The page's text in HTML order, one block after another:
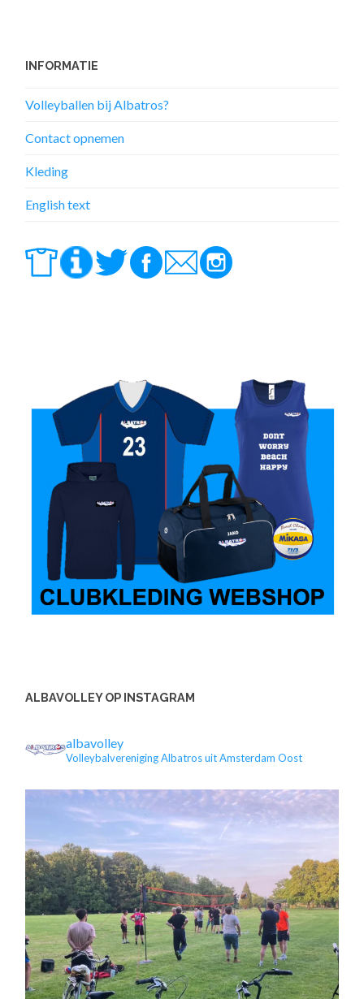
INFORMATIE
Volleyballen bij Albatros?
Contact opnemen
Kleding
English text
ALBAVOLLEY OP INSTAGRAM
albavolley
Volleybalvereniging Albatros uit Amsterdam Oost